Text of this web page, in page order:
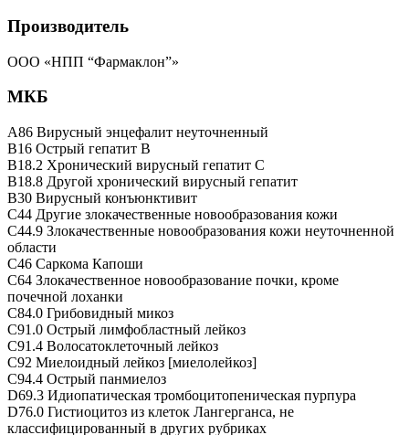
Производитель
ООО «НПП “Фармаклон”»
МКБ
A86 Вирусный энцефалит неуточненный
B16 Острый гепатит B
B18.2 Хронический вирусный гепатит C
B18.8 Другой хронический вирусный гепатит
B30 Вирусный конъюнктивит
C44 Другие злокачественные новообразования кожи
C44.9 Злокачественные новообразования кожи неуточненной
области
C46 Саркома Капоши
C64 Злокачественное новообразование почки, кроме
почечной лоханки
C84.0 Грибовидный микоз
C91.0 Острый лимфобластный лейкоз
C91.4 Волосатоклеточный лейкоз
C92 Миелоидный лейкоз [миелолейкоз]
C94.4 Острый панмиелоз
D69.3 Идиопатическая тромбоцитопеническая пурпура
D76.0 Гистиоцитоз из клеток Лангерганса, не
классифицированный в других рубриках